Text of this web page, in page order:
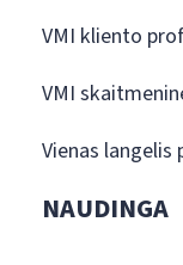
VMI kliento
VMI
Vienas
NAUDINGA